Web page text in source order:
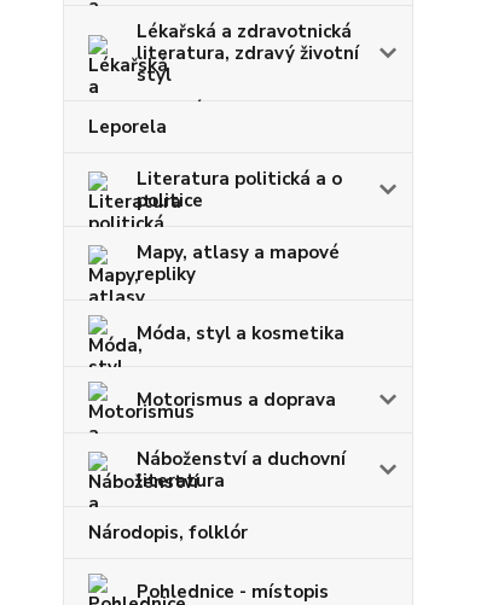
Lékařská a zdravotnická
literatura, zdravý životní
styl
Leporela
Literatura politická a o
politice
Mapy, atlasy a mapové
repliky
Móda, styl a kosmetika
Motorismus a doprava
Náboženství a duchovní
literatura
Národopis, folklór
Pohlednice - místopis